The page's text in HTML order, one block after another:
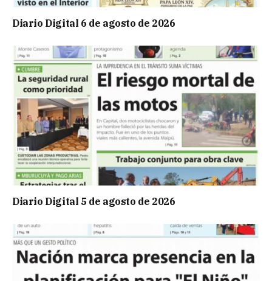
Diario Digital 6 de agosto de 2026
Diario Digital 5 de agosto de 2026